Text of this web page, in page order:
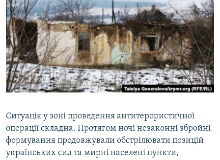
СВІТ
КИТАЙ.ВИКЛИКИ
МУЛЬТИМЕДІА
ФОТО
СПЕЦПРОЄКТИ
ПОДКАСТИ
РУС
УКР
КТАТ
Ситуація у зоні проведення антитерористичної
операції складна. Протягом ночі незаконні збройні
формування продовжували обстрілювати позицій
українських сил та мирні населені пункти,